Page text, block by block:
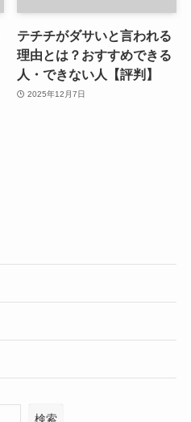
テチチがダサいと言われる
理由とは？おすすめできる
人・できない人【評判】
2025年12月7日
検索